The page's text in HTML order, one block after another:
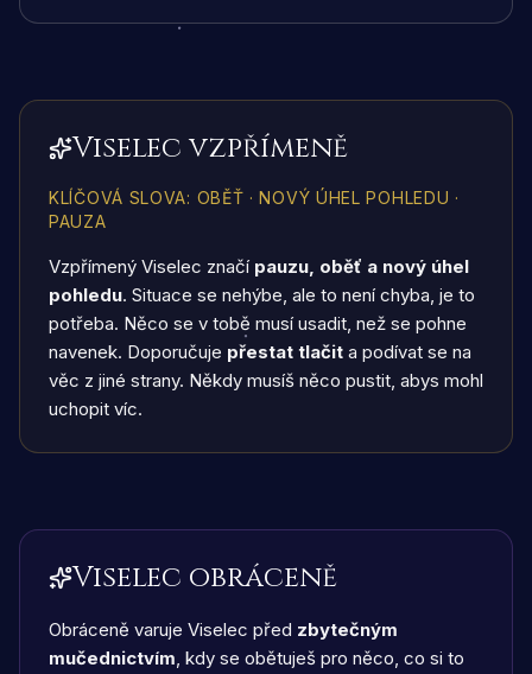
Viselec vzpřímeně
KLÍČOVÁ SLOVA: OBĚŤ · NOVÝ ÚHEL POHLEDU ·
PAUZA
Vzpřímený Viselec značí pauzu, oběť a nový úhel
pohledu. Situace se nehýbe, ale to není chyba, je to
potřeba. Něco se v tobě musí usadit, než se pohne
navenek. Doporučuje přestat tlačit a podívat se na
věc z jiné strany. Někdy musíš něco pustit, abys mohl
uchopit víc.
Viselec obráceně
Obráceně varuje Viselec před zbytečným
mučednictvím, kdy se obětuješ pro něco, co si to